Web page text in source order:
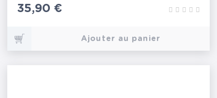
Prix
35,90 €
Ajouter au panier